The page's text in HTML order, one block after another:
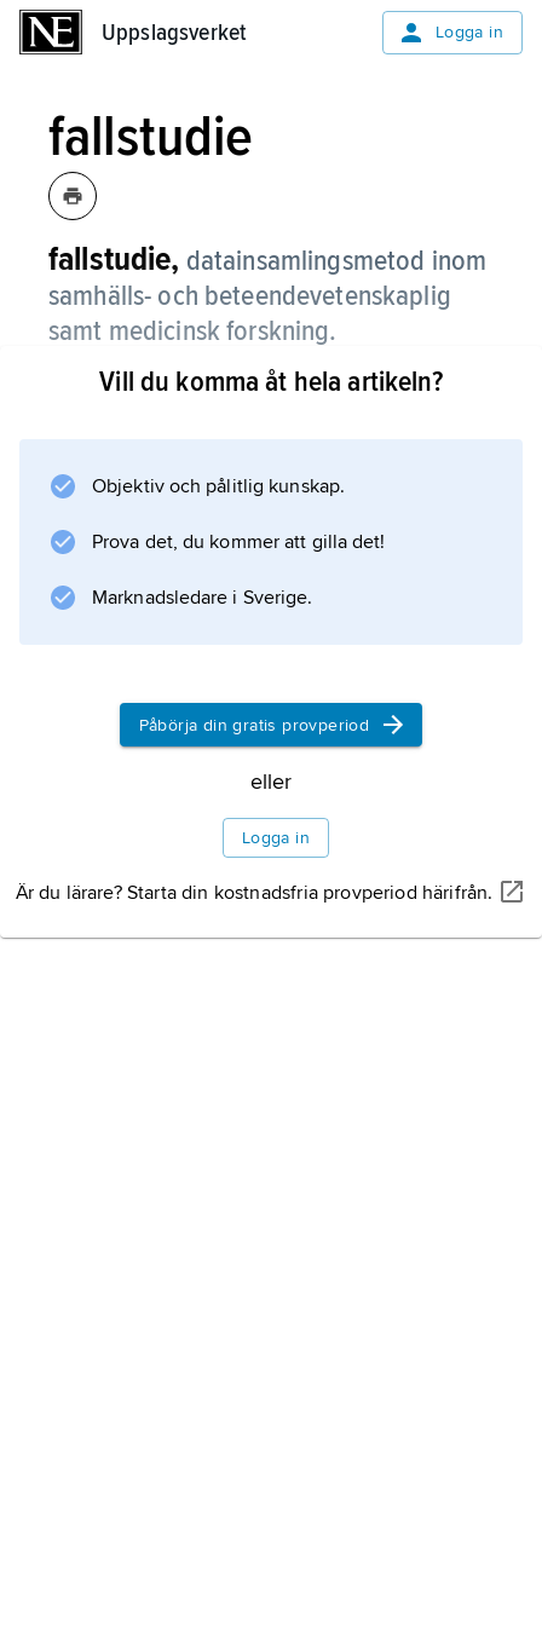
Uppslagsverket Logga in
fallstudie
fallstudie, datainsamlingsmetod inom
samhälls- och beteendevetenskaplig
samt medicinsk forskning.
En fallstudie är en detaljerad undersökning av
och används för att nyansera, fördjupa och
att illustrera eller stärka hypoteser. Termen
åsyftar oftast studier av individer och mindre
grupper
Information om artikeln
Vill du komma åt hela artikeln?
Objektiv och pålitlig kunskap.
Prova det, du kommer att gilla det!
Marknadsledare i Sverige.
Påbörja din gratis provperiod
eller
Logga in
Är du lärare? Starta din kostnadsfria provperiod härifrån.